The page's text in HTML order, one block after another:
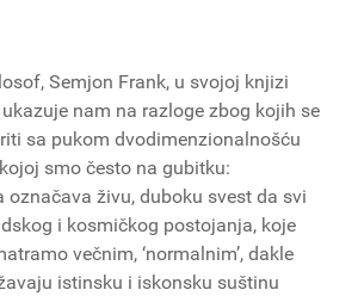
Semjon Frank, u svojoj knjizi
ukazuje nam na razloge zbog kojih se
sa pukom dvodimenzionalnošću
smo često na gubitku:
označava živu, duboku svest da svi
i kosmičkog postojanja, koje
večnim, ‘normalnim’, dakle
istinsku i iskonsku suštinu